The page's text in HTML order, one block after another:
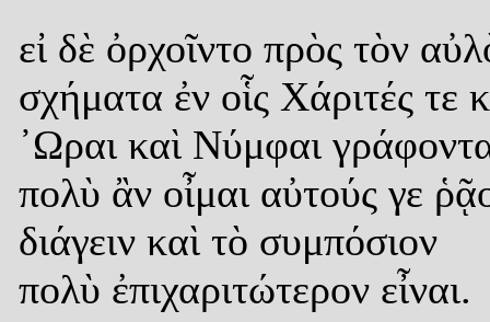
εἰ δὲ ὀρχοῖντο πρὸς τὸν
σχήματα ἐν οἷς Χάριτές τε
᾿Ωραι καὶ Νύμφαι
πολὺ ἂν οἶμαι αὐτούς γε
διάγειν καὶ τὸ συμπόσιον
πολὺ ἐπιχαριτώτερον εἶναι.